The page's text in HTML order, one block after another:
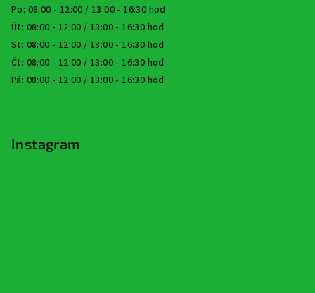
Po: 08:00 - 12:00 / 13:00 - 16:30 hod
Út: 08:00 - 12:00 / 13:00 - 16:30 hod
St: 08:00 - 12:00 / 13:00 - 16:30 hod
Čt: 08:00 - 12:00 / 13:00 - 16:30 hod
Pá: 08:00 - 12:00 / 13:00 - 16:30 hod
Instagram